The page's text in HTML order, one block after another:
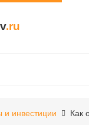
.ru
и инвестиции Как